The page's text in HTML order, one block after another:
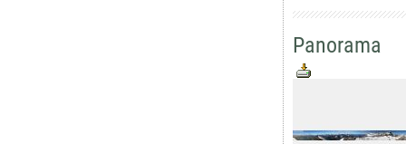
Panorama